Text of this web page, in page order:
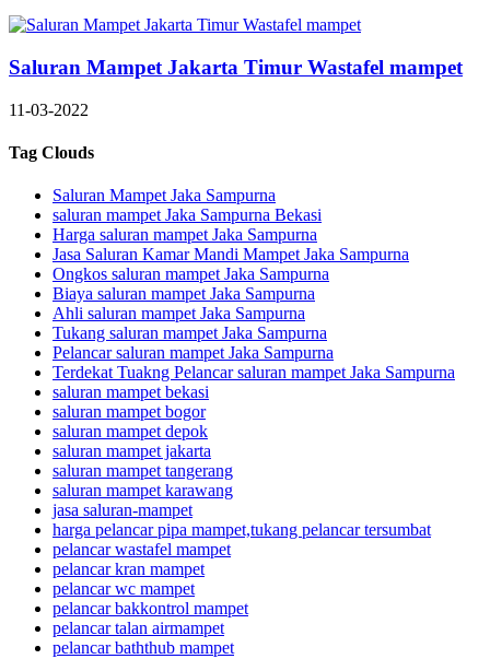
Saluran Mampet Jakarta Timur Wastafel mampet
11-03-2022
Tag Clouds
Saluran Mampet Jaka Sampurna
saluran mampet Jaka Sampurna Bekasi
Harga saluran mampet Jaka Sampurna
Jasa Saluran Kamar Mandi Mampet Jaka Sampurna
Ongkos saluran mampet Jaka Sampurna
Biaya saluran mampet Jaka Sampurna
Ahli saluran mampet Jaka Sampurna
Tukang saluran mampet Jaka Sampurna
Pelancar saluran mampet Jaka Sampurna
Terdekat Tuakng Pelancar saluran mampet Jaka Sampurna
saluran mampet bekasi
saluran mampet bogor
saluran mampet depok
saluran mampet jakarta
saluran mampet tangerang
saluran mampet karawang
jasa saluran-mampet
harga pelancar pipa mampet,tukang pelancar tersumbat
pelancar wastafel mampet
pelancar kran mampet
pelancar wc mampet
pelancar bakkontrol mampet
pelancar talan airmampet
pelancar baththub mampet